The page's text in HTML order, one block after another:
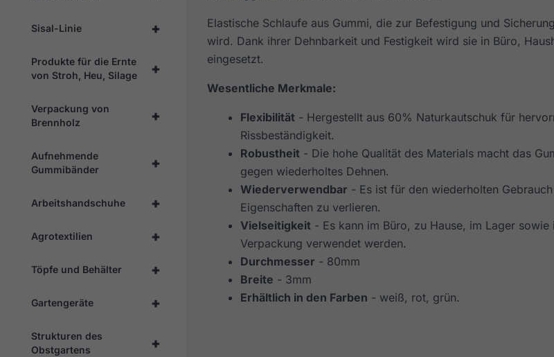
+
Sisal-Linie
+
Produkte für die Ernte
von Stroh, Heu, Silage
+
Verpackung von
Brennholz
+
Aufnehmende
Gummibänder
+
Arbeitshandschuhe
+
Agrotextilien
+
Töpfe und Behälter
+
Gartengeräte
+
Strukturen des
Obstgartens
Elastische Schlaufe aus Gummi, die zur Befestigung und
wird. Dank ihrer Dehnbarkeit und Festigkeit wird sie in Büro,
eingesetzt.
Wesentliche Merkmale:
Flexibilität- Hergestellt aus 60% Naturkautschuk für
Rissbeständigkeit.
Robustheit- Die hohe Qualität des Materials macht das
gegen wiederholtes Dehnen.
Wiederverwendbar - Es ist für den wiederholten
Eigenschaften zu verlieren.
Vielseitigkeit- Es kann im Büro, zu Hause, im Lager
Verpackung verwendet werden.
Durchmesser - 80mm
Breite - 3mm
Erhältlich in den Farben - weiß, rot, grün.